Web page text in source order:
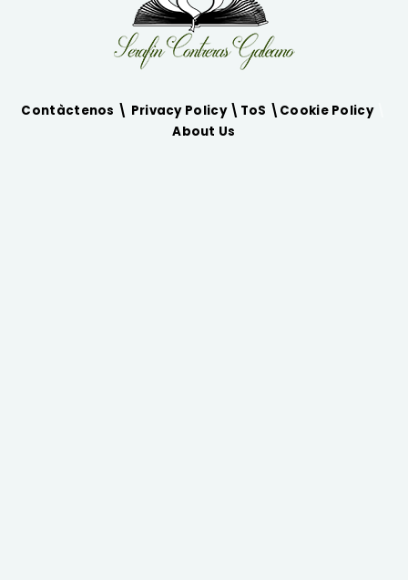
Contàctenos \ Privacy Policy \ ToS \ Cookie Policy\
About Us